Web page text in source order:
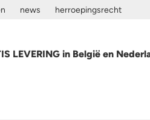
gaannews herroepingsrecht
LEVERING in België en